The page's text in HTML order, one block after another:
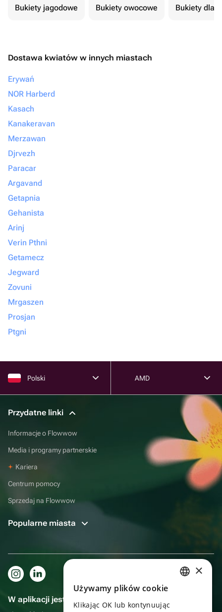
Bukiety jagodowe Bukiety owocowe Bukiety dla
Dostawa kwiatów w innych miastach
Erywań
NOR Harberd
Kasach
Kanakeravan
Merzawan
Djrvezh
Paracar
Argavand
Getapnia
Gehanista
Arinj
Verin Pthni
Getamecz
Jegward
Zovuni
Mrgaszen
Prosjan
Ptgni
Polski AMD
Przydatne linki
Informacje o Flowwow
Media i programy partnerskie
Kariera
Centrum pomocy
Sprzedaj na Flowwow
Popularne miasta
W aplikacji jest to jeszcze wygodniejsze!
×
Używamy plików cookie
Klikając OK lub kontynuując